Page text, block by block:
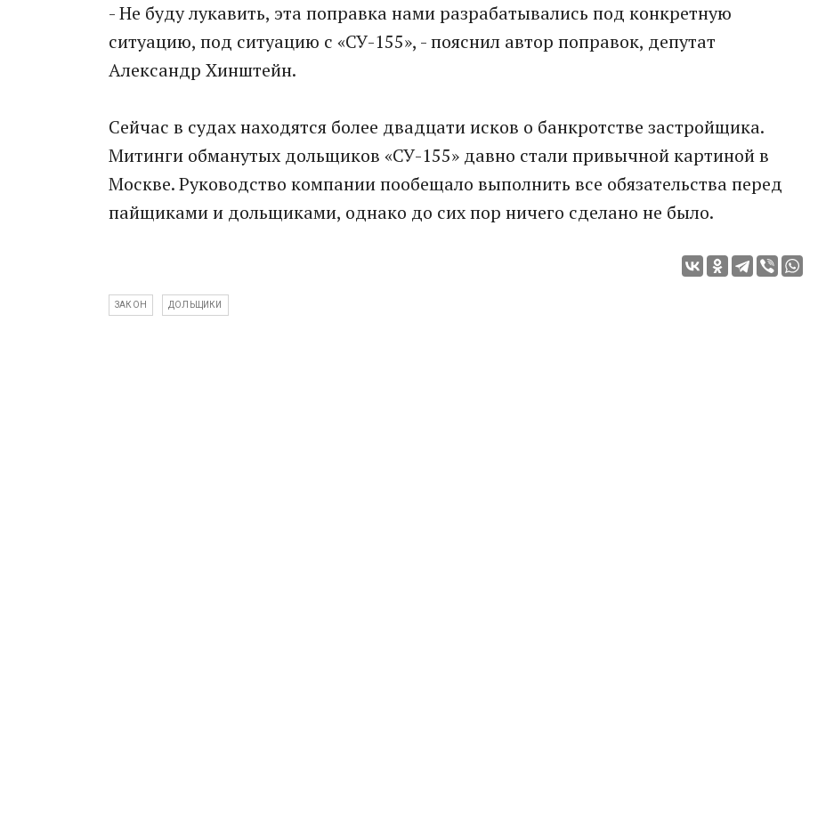
- Не буду лукавить, эта поправка нами разрабатывались под конкретную
ситуацию, под ситуацию с «СУ-155», - пояснил автор поправок, депутат
Александр Хинштейн.
Сейчас в судах находятся более двадцати исков о банкротстве застройщика.
Митинги обманутых дольщиков «СУ-155» давно стали привычной картиной в
Москве. Руководство компании пообещало выполнить все обязательства перед
пайщиками и дольщиками, однако до сих пор ничего сделано не было.
ЗАКОН ДОЛЬЩИКИ